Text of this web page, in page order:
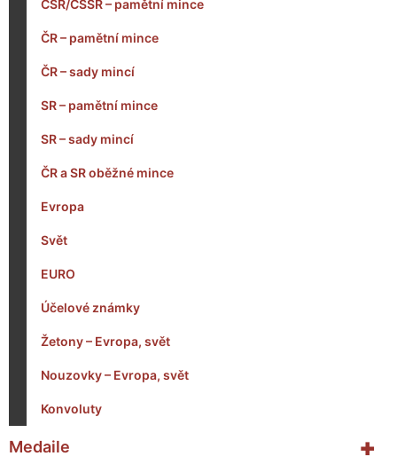
ČSR/ČSSR – pamětní mince
ČR – pamětní mince
ČR – sady mincí
SR – pamětní mince
SR – sady mincí
ČR a SR oběžné mince
Evropa
Svět
EURO
Účelové známky
Žetony – Evropa, svět
Nouzovky – Evropa, svět
Konvoluty
+
Medaile